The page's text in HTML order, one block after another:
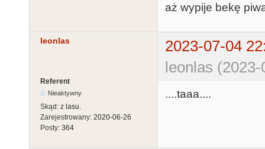
aż wypije bekę
leonlas
2023-07-04
leonlas
Referent
Nieaktywny
Skąd: z lasu.
Zarejestrowany: 2020-06-26
Posty: 364
....taaa....